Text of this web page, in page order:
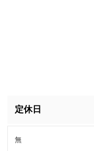
定休日
無